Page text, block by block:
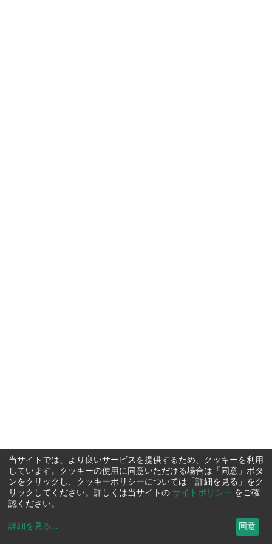
当サイトでは、より良いサービスを提供するため、クッキーを利用
しています。クッキーの使用に同意いただける場合は「同意」ボタ
ンをクリックし、クッキーポリシーについては「詳細を見る」をク
リックしてください。詳しくは当サイトの サイトポリシー をご確
認ください。
詳細を見る ... 同意